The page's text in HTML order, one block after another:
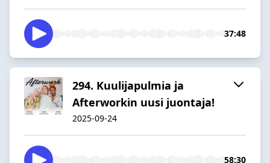
37:48
294. Kuulijapulmia ja
Afterworkin uusi juontaja!
2025-09-24
58:30